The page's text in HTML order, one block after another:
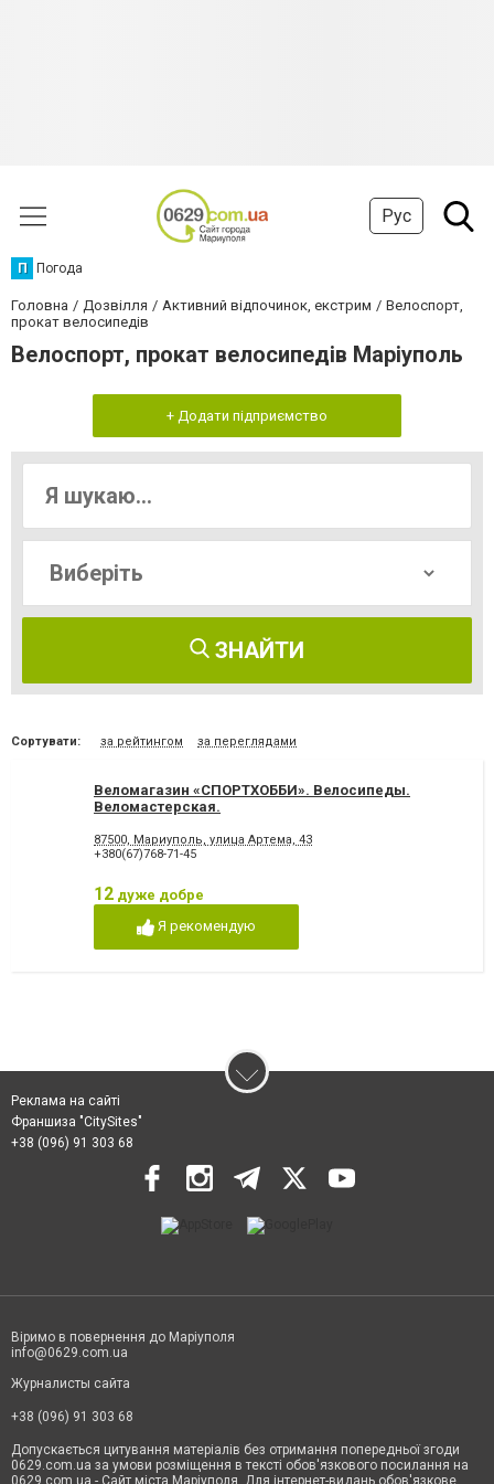
Рус
П Погода
Головна Дозвілля Активний відпочинок, екстрим
Велоспорт,
прокат велосипедів
Велоспорт, прокат велосипедів Маріуполь
+ Додати підприємство
ЗНАЙТИ
Сортувати: за рейтингом за переглядами
Веломагазин «СПОРТХОББИ». Велосипеды.
Веломастерская.
87500, Мариуполь, улица Артема, 43
+380(67)768-71-45
12 дуже добре
Я рекомендую
Реклама на сайті
Франшиза "CitySites"
+38 (096) 91 303 68
Віримо в повернення до Маріуполя
info@0629.com.ua
Журналисты сайта
+38 (096) 91 303 68
Допускається цитування матеріалів без отримання попередньої згоди
0629.com.ua за умови розміщення в тексті обов'язкового посилання на
0629.com.ua - Сайт міста Маріуполя. Для інтернет-видань обов'язкове